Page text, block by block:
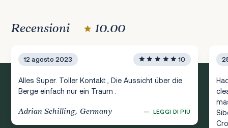
Recensioni 10.00
12 agosto 2023 10
Alles Super. Toller Kontakt , Die Aussicht über die
Berge einfach nur ein Traum .
Adrian Schilling, Germany — LEGGI DI PIÙ